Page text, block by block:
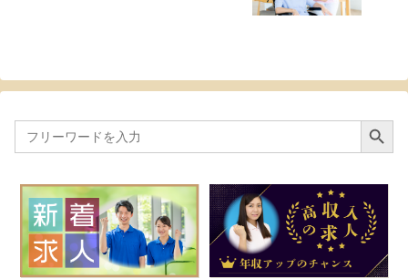
Search
for:
Search Button